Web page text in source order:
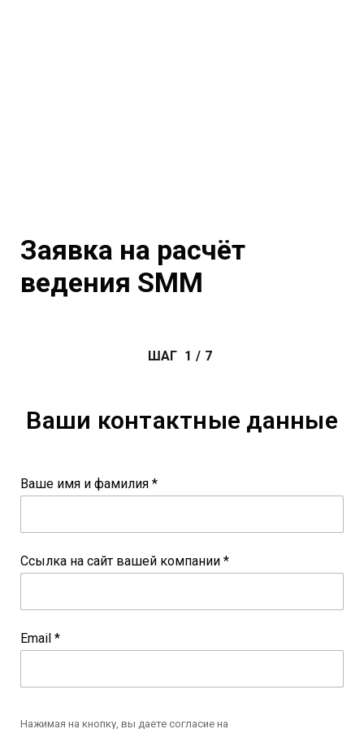
Заявка на расчёт
ведения SMM
ШАГ 1 / 7
Ваши контактные данные
Ваше имя и фамилия *
Ссылка на сайт вашей компании *
Email *
Нажимая на кнопку, вы даете согласие на